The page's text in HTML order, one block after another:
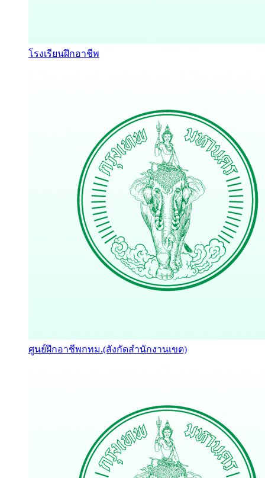
โรงเรียนฝึกอาชีพ
ศูนย์ฝึกอาชีพกทม.(สังกัดสำนักงานเขต)